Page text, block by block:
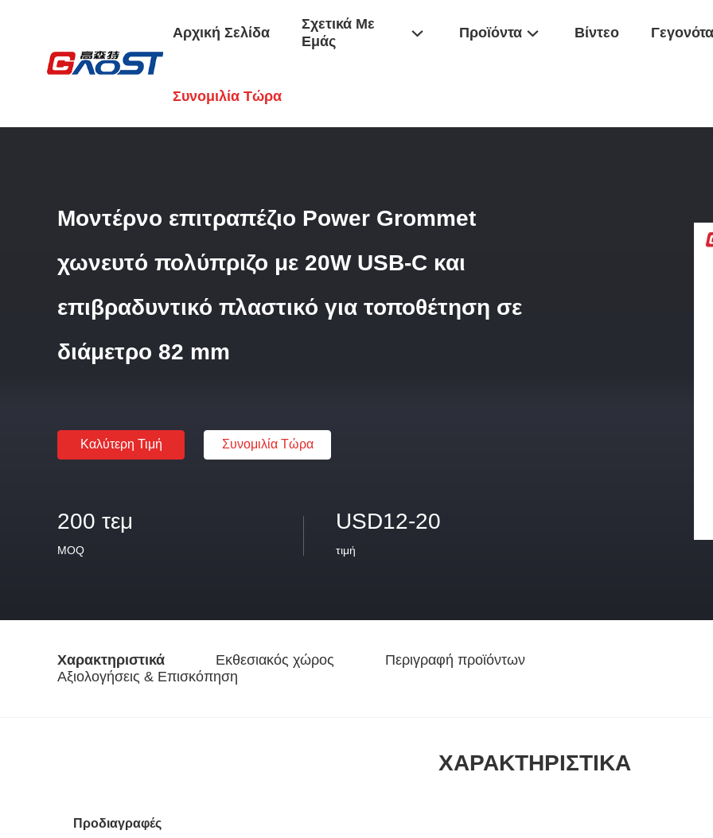
Αρχική Σελίδα
Σχετικά Με
Εμάς
Προϊόντα Βίντεο Γεγονότα
Συνομιλία Τώρα
Μοντέρνο επιτραπέζιο Power Grommet
χωνευτό πολύπριζο με 20W USB-C και
επιβραδυντικό πλαστικό για τοποθέτηση σε
διάμετρο 82 mm
Καλύτερη Τιμή Συνομιλία Τώρα
200 τεμ
MOQ
USD12-20
τιμή
Χαρακτηριστικά Εκθεσιακός χώρος
Περιγραφή προϊόντων
Αξιολογήσεις & Επισκόπηση
ΧΑΡΑΚΤΗΡΙΣΤΙΚΆ
Προδιαγραφές